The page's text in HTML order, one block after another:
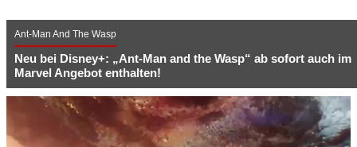
Ant-Man And The Wasp
Neu bei Disney+: „Ant-Man and the Wasp“ ab sofort auch im
Marvel Angebot enthalten!